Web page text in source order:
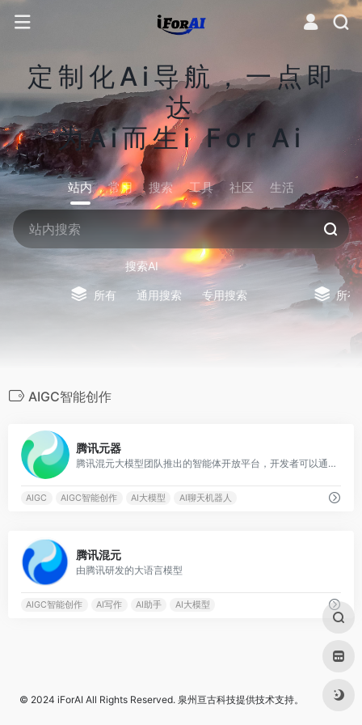
定制化Ai导航，一点即
达
为Ai而生i For Ai
站内 常用 搜索 工具 社区 生活
搜索AI
所有 通用搜索 专用搜索 所有
AIGC智能创作
腾讯元器
腾讯混元大模型团队推出的智能体开放平台，开发者可以通过插件、知识库、工作流等方式快速、低门槛打造高质量的智能体
AIGC AIGC智能创作 AI大模型 AI聊天机器人
腾讯混元
由腾讯研发的大语言模型
AIGC智能创作 AI写作 AI助手 AI大模型
© 2024 iForAI All Rights Reserved. 泉州亘古科技提供技术支持。